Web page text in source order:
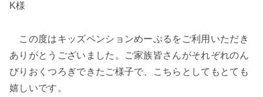
K様
この度はキッズペンションめーぷるをご利用いただき
ありがとうございました。ご家族皆さんがそれぞれのん
びりおくつろぎできたご様子で、こちらとしてもとても
嬉しいです。